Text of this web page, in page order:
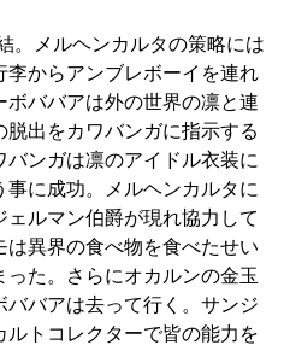
。メルヘンカルタの策略には
李からアンブレボーイを連れ
ボババアは外の世界の凛と連
脱出をカワバンガに指示する
バンガは凛のアイドル衣装に
事に成功。メルヘンカルタに
ェルマン伯爵が現れ協力して
は異界の食べ物を食べたせい
った。さらにオカルンの金玉
ババアは去って行く。サンジ
ルトコレクターで皆の能力を